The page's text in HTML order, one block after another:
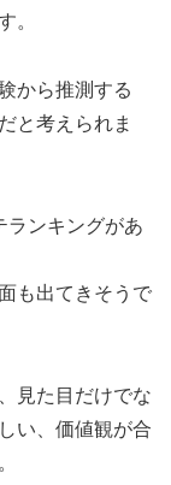
。
から推測する
と考えられま
ランキングがあ
も出てきそうで
見た目だけでな
い、価値観が合